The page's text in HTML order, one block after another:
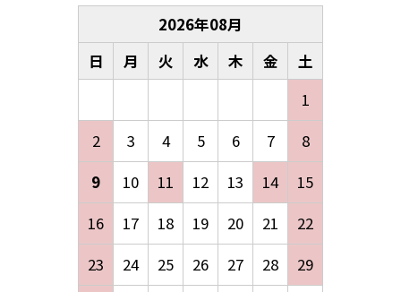
2026年08月
日
月 火 水 木 金
土
1
2
3 4 5 6 7
8
9
10 11 12 13 14
15
16
17 18 19 20 21
22
23
24 25 26 27 28
29